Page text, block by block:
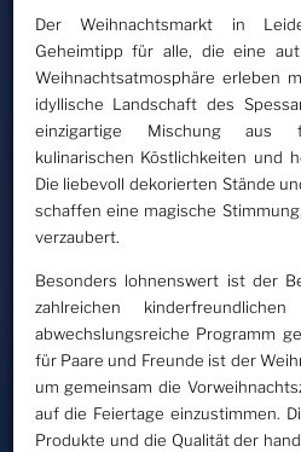
Der Weihnachtsmarkt in
Geheimtipp für alle, die eine
Weihnachtsatmosphäre erleben
idyllische Landschaft des
einzigartige Mischung aus
kulinarischen Köstlichkeiten und
Die liebevoll dekorierten Stände
schaffen eine magische
verzaubert.
Besonders lohnenswert ist der
zahlreichen
abwechslungsreiche Programm
für Paare und Freunde ist der
um gemeinsam die
auf die Feiertage einzustimmen.
Produkte und die Qualität der